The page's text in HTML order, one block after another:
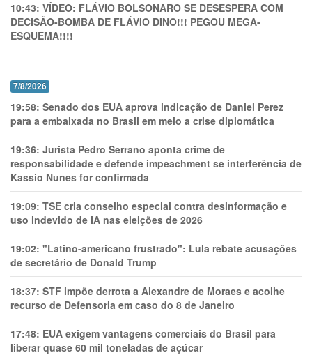
10:43: VÍDEO: FLÁVIO BOLSONARO SE DESESPERA COM
DECISÃO-BOMBA DE FLÁVIO DINO!!! PEGOU MEGA-
ESQUEMA!!!!
7/8/2026
19:58: Senado dos EUA aprova indicação de Daniel Perez
para a embaixada no Brasil em meio a crise diplomática
19:36: Jurista Pedro Serrano aponta crime de
responsabilidade e defende impeachment se interferência de
Kassio Nunes for confirmada
19:09: TSE cria conselho especial contra desinformação e
uso indevido de IA nas eleições de 2026
19:02: "Latino-americano frustrado": Lula rebate acusações
de secretário de Donald Trump
18:37: STF impõe derrota a Alexandre de Moraes e acolhe
recurso de Defensoria em caso do 8 de Janeiro
17:48: EUA exigem vantagens comerciais do Brasil para
liberar quase 60 mil toneladas de açúcar